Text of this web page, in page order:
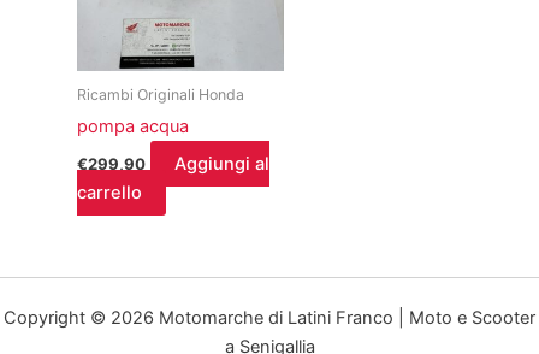
Ricambi Originali Honda
pompa acqua
€299,90
Aggiungi al
carrello
Copyright © 2026 Motomarche di Latini Franco | Moto e Scooter
a Senigallia